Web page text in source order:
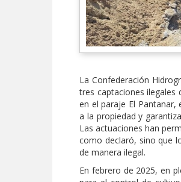
La Confederación
tres captaciones ilegales
en el paraje El Pantanar,
a la propiedad y
Las actuaciones han
como declaró, sino que
de manera ilegal.
En febrero de 2025, en